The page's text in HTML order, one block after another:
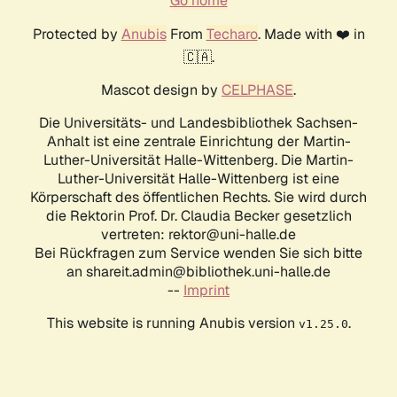
Protected by AnubisFrom Techaro. Made with ❤️ in
🇨🇦.
Mascot design by CELPHASE.
Die Universitäts- und Landesbibliothek Sachsen-
Anhalt ist eine zentrale Einrichtung der Martin-
Luther-Universität Halle-Wittenberg. Die Martin-
Luther-Universität Halle-Wittenberg ist eine
Körperschaft des öffentlichen Rechts. Sie wird durch
die Rektorin Prof. Dr. Claudia Becker gesetzlich
vertreten: rektor@uni-halle.de
Bei Rückfragen zum Service wenden Sie sich bitte
an shareit.admin@bibliothek.uni-halle.de
-- Imprint
This website is running Anubis version v1.25.0.